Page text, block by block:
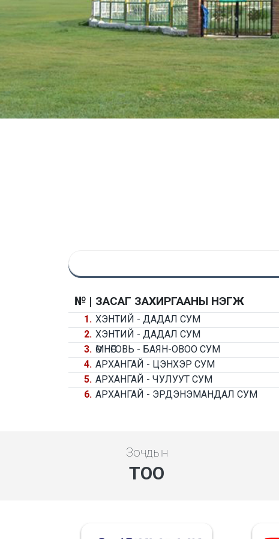
№ | ЗАСАГ ЗАХИРГААНЫ НЭГЖ
1. ХЭНТИЙ - ДАДАЛ СУМ
2. ХЭНТИЙ - ДАДАЛ СУМ
3. ӨМНӨГОВЬ - БАЯН-ОВОО СУМ
4. АРХАНГАЙ - ЦЭНХЭР СУМ
5. АРХАНГАЙ - ЧУЛУУТ СУМ
6. АРХАНГАЙ - ЭРДЭНЭМАНДАЛ СУМ
Зочдын
ТОО